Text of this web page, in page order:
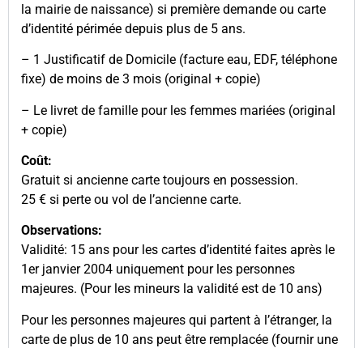
la mairie de naissance) si première demande ou carte
d’identité périmée depuis plus de 5 ans.
– 1 Justificatif de Domicile (facture eau, EDF, téléphone
fixe) de moins de 3 mois (original + copie)
– Le livret de famille pour les femmes mariées (original
+ copie)
Coût:
Gratuit si ancienne carte toujours en possession.
25 € si perte ou vol de l’ancienne carte.
Observations:
Validité: 15 ans pour les cartes d’identité faites après le
1er janvier 2004 uniquement pour les personnes
majeures. (Pour les mineurs la validité est de 10 ans)
Pour les personnes majeures qui partent à l’étranger, la
carte de plus de 10 ans peut être remplacée (fournir une